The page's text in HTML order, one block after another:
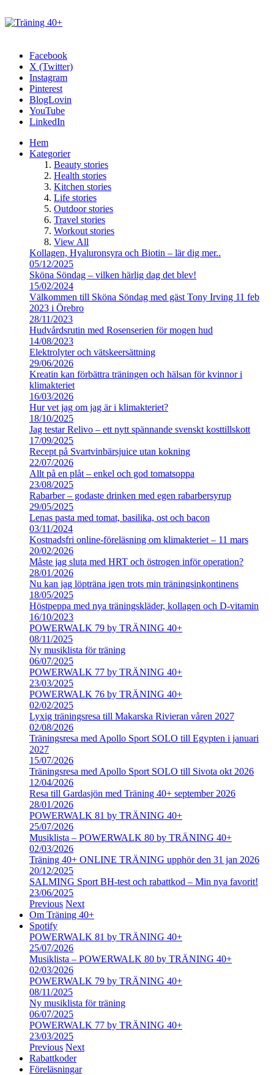
Facebook
X (Twitter)
Instagram
Pinterest
BlogLovin
YouTube
LinkedIn
Hem
Kategorier
Beauty stories
Health stories
Kitchen stories
Life stories
Outdoor stories
Travel stories
Workout stories
View All
Kollagen, Hyaluronsyra och Biotin – lär dig mer..
05/12/2025
Sköna Söndag – vilken härlig dag det blev!
15/02/2024
Välkommen till Sköna Söndag med gäst Tony Irving 11 feb
2023 i Örebro
28/11/2023
Hudvårdsrutin med Rosenserien för mogen hud
14/08/2023
Elektrolyter och vätskeersättning
29/06/2026
Kreatin kan förbättra träningen och hälsan för kvinnor i
klimakteriet
16/03/2026
Hur vet jag om jag är i klimakteriet?
18/10/2025
Jag testar Relivo – ett nytt spännande svenskt kosttillskott
17/09/2025
Recept på Svartvinbärsjuice utan kokning
22/07/2026
Allt på en plåt – enkel och god tomatsoppa
23/08/2025
Rabarber – godaste drinken med egen rabarbersyrup
29/05/2025
Lenas pasta med tomat, basilika, ost och bacon
03/11/2024
Kostnadsfri online-föreläsning om klimakteriet – 11 mars
20/02/2026
Måste jag sluta med HRT och östrogen inför operation?
28/01/2026
Nu kan jag löpträna igen trots min träningsinkontinens
18/05/2025
Höstpeppa med nya träningskläder, kollagen och D-vitamin
16/10/2023
POWERWALK 79 by TRÄNING 40+
08/11/2025
Ny musiklista för träning
06/07/2025
POWERWALK 77 by TRÄNING 40+
23/03/2025
POWERWALK 76 by TRÄNING 40+
02/02/2025
Lyxig träningsresa till Makarska Rivieran våren 2027
02/08/2026
Träningsresa med Apollo Sport SOLO till Egypten i januari
2027
15/07/2026
Träningsresa med Apollo Sport SOLO till Sivota okt 2026
12/04/2026
Resa till Gardasjön med Träning 40+ september 2026
28/01/2026
POWERWALK 81 by TRÄNING 40+
25/07/2026
Musiklista – POWERWALK 80 by TRÄNING 40+
02/03/2026
Träning 40+ ONLINE TRÄNING upphör den 31 jan 2026
20/12/2025
SALMING Sport BH-test och rabattkod – Min nya favorit!
23/06/2025
Previous Next
Om Träning 40+
Spotify
POWERWALK 81 by TRÄNING 40+
25/07/2026
Musiklista – POWERWALK 80 by TRÄNING 40+
02/03/2026
POWERWALK 79 by TRÄNING 40+
08/11/2025
Ny musiklista för träning
06/07/2025
POWERWALK 77 by TRÄNING 40+
23/03/2025
Previous Next
Rabattkoder
Föreläsningar